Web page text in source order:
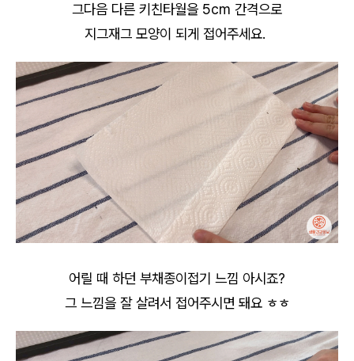
그다음 다른 키친타월을 5cm 간격으로
지그재그 모양이 되게 접어주세요.
어릴 때 하던 부채종이접기 느낌 아시죠?
그 느낌을 잘 살려서 접어주시면 돼요 ㅎㅎ